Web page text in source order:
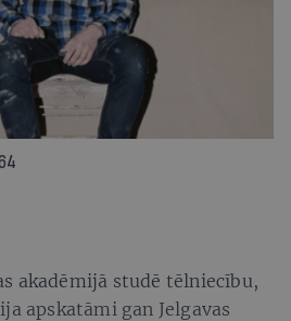
akadēmijā studē tēlniecību,
apskatāmi gan Jelgavas